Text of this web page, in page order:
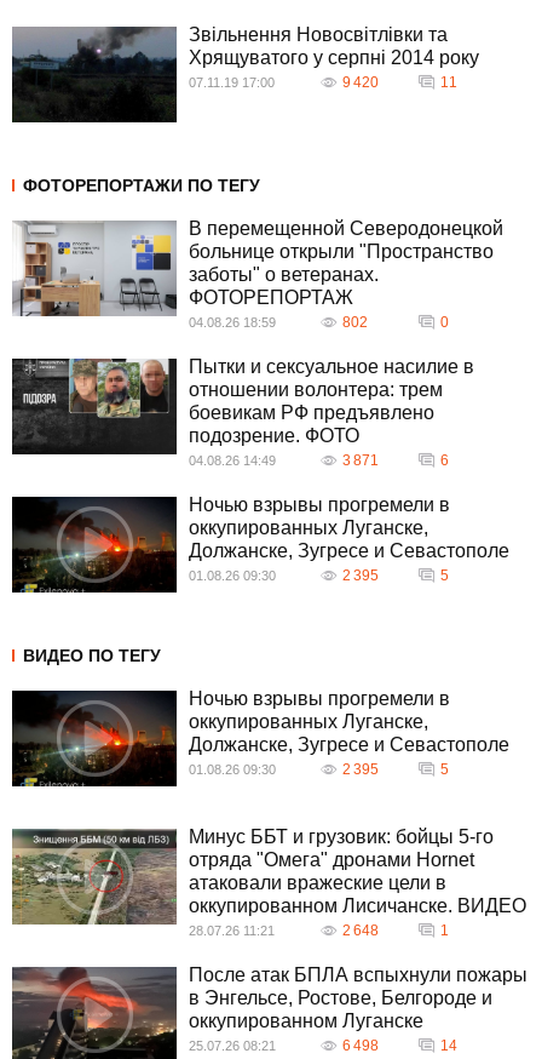
Звільнення Новосвітлівки та
Хрящуватого у серпні 2014 року
07.11.19 17:00 9 420 11
ФОТОРЕПОРТАЖИ ПО ТЕГУ
В перемещенной Северодонецкой
больнице открыли "Пространство
заботы" о ветеранах.
ФОТОРЕПОРТАЖ
04.08.26 18:59 802 0
Пытки и сексуальное насилие в
отношении волонтера: трем
боевикам РФ предъявлено
подозрение. ФОТО
04.08.26 14:49 3 871 6
Ночью взрывы прогремели в
оккупированных Луганске,
Должанске, Зугресе и Севастополе
01.08.26 09:30 2 395 5
ВИДЕО ПО ТЕГУ
Ночью взрывы прогремели в
оккупированных Луганске,
Должанске, Зугресе и Севастополе
01.08.26 09:30 2 395 5
Минус ББТ и грузовик: бойцы 5-го
отряда "Омега" дронами Hornet
атаковали вражеские цели в
оккупированном Лисичанске. ВИДЕО
28.07.26 11:21 2 648 1
После атак БПЛА вспыхнули пожары
в Энгельсе, Ростове, Белгороде и
оккупированном Луганске
25.07.26 08:21 6 498 14